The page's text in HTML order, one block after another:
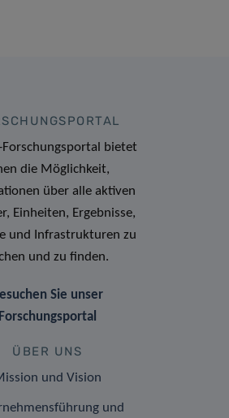
Forschungsportal bietet
die Möglichkeit,
über alle aktiven
Einheiten, Ergebnisse,
und Infrastrukturen zu
und zu finden.
Sie unser
Forschungsportal
ÜBER UNS
und Vision
und